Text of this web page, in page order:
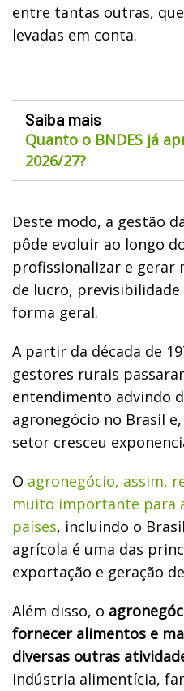
entre tantas outras,
levadas em conta.
Saiba mais
Quanto o BNDES já
2026/27?
Deste modo, a gestão
pôde evoluir ao longo
profissionalizar e gerar
de lucro,
forma geral.
A partir da década de
gestores rurais
entendimento advindo
agronegócio no Brasil
setor cresceu
O agronegócio, assim,
muito importante para
países, incluindo o
agrícola é uma das
exportação e geração
Além disso, o
fornecer alimentos e
diversas outras
indústria alimentícia,